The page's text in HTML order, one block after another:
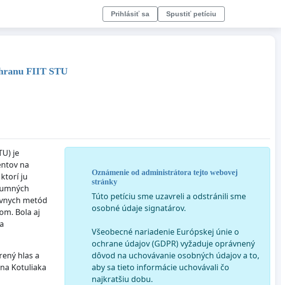
Prihlásiť sa Spustiť petíciu
FIIT STU
je
na
ktorí ju
metód
Bola aj
hlas a
Kotuliaka
Oznámenie od administrátora tejto webovej
stránky
Túto petíciu sme uzavreli a odstránili sme
osobné údaje signatárov.
Všeobecné nariadenie Európskej únie o
ochrane údajov (GDPR) vyžaduje oprávnený
dôvod na uchovávanie osobných údajov a to,
aby sa tieto informácie uchovávali čo
najkratšiu dobu.